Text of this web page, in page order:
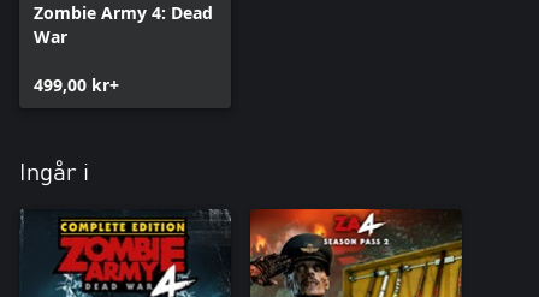
Zombie Army 4: Dead
War
499,00 kr+
Ingår i